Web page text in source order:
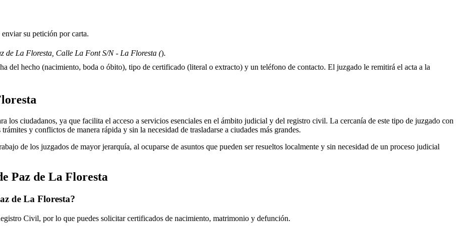
su petición por carta.
de La Floresta, Calle La Font S/N - La Floresta ().
del hecho (nacimiento, boda o óbito), tipo de certificado (literal o extracto) y un teléfono de contacto. El juzgado le remitirá el acta a la
los ciudadanos, ya que facilita el acceso a servicios esenciales en el ámbito judicial y del registro civil. La cercanía de este tipo de juzgado con
trámites y conflictos de manera rápida y sin la necesidad de trasladarse a ciudades más grandes.
de los juzgados de mayor jerarquía, al ocuparse de asuntos que pueden ser resueltos localmente y sin necesidad de un proceso judicial
Paz de La Floresta
de La Floresta?
Civil, por lo que puedes solicitar certificados de nacimiento, matrimonio y defunción.